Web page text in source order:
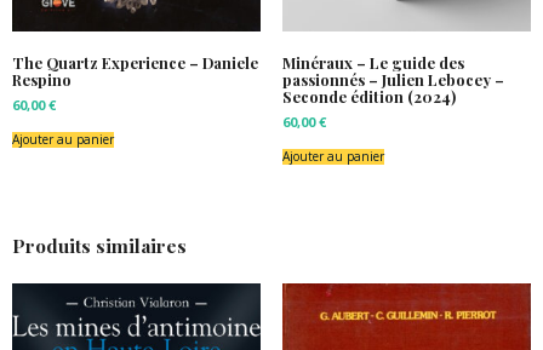
The Quartz Experience – Daniele
Respino
60,00€
Ajouter au panier
Minéraux – Le guide des
passionnés – Julien Lebocey –
Seconde édition (2024)
60,00€
Ajouter au panier
Produits similaires